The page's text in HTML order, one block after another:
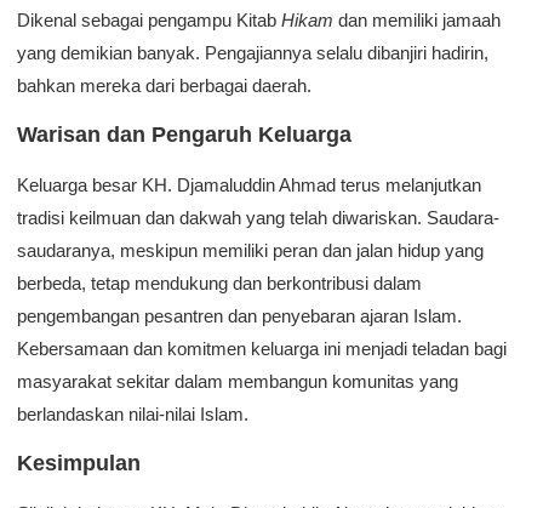
Dikenal sebagai pengampu Kitab Hikam dan memiliki jamaah
yang demikian banyak. Pengajiannya selalu dibanjiri hadirin,
bahkan mereka dari berbagai daerah.
Warisan dan Pengaruh Keluarga
Keluarga besar KH. Djamaluddin Ahmad terus melanjutkan
tradisi keilmuan dan dakwah yang telah diwariskan. Saudara-
saudaranya, meskipun memiliki peran dan jalan hidup yang
berbeda, tetap mendukung dan berkontribusi dalam
pengembangan pesantren dan penyebaran ajaran Islam.
Kebersamaan dan komitmen keluarga ini menjadi teladan bagi
masyarakat sekitar dalam membangun komunitas yang
berlandaskan nilai-nilai Islam.
Kesimpulan